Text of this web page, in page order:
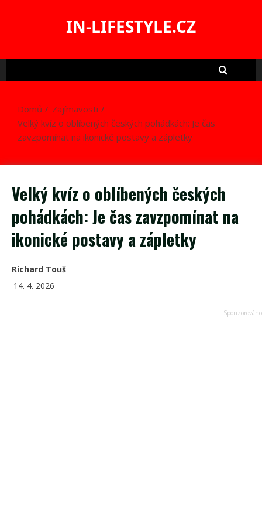
IN-LIFESTYLE.CZ
Domů
Zajímavosti
Velký kvíz o oblíbených českých pohádkách: Je čas
zavzpomínat na ikonické postavy a zápletky
Velký kvíz o oblíbených českých
pohádkách: Je čas zavzpomínat na
ikonické postavy a zápletky
Richard Touš
14. 4. 2026